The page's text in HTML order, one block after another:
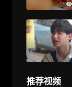
推荐视频